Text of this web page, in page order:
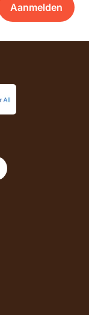
Aanmelden